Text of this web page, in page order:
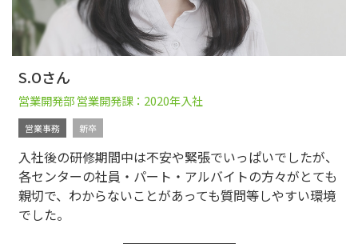
S.Oさん
営業開発部 営業開発課：2020年入社
営業事務 新卒
入社後の研修期間中は不安や緊張でいっぱいでしたが、
各センターの社員・パート・アルバイトの方々がとても
親切で、わからないことがあっても質問等しやすい環境
でした。